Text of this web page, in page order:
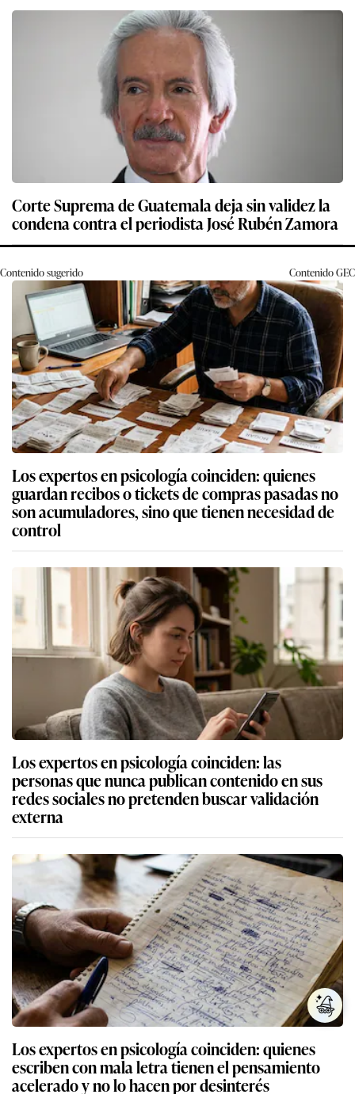
Corte Suprema de Guatemala deja sin validez la
condena contra el periodista José Rubén Zamora
Contenido sugerido ContenidoGEC
Los expertos en psicología coinciden: quienes
guardan recibos o tickets de compras pasadas no
son acumuladores, sino que tienen necesidad de
control
Los expertos en psicología coinciden: las
personas que nunca publican contenido en sus
redes sociales no pretenden buscar validación
externa
Los expertos en psicología coinciden: quienes
escriben con mala letra tienen el pensamiento
acelerado y no lo hacen por desinterés